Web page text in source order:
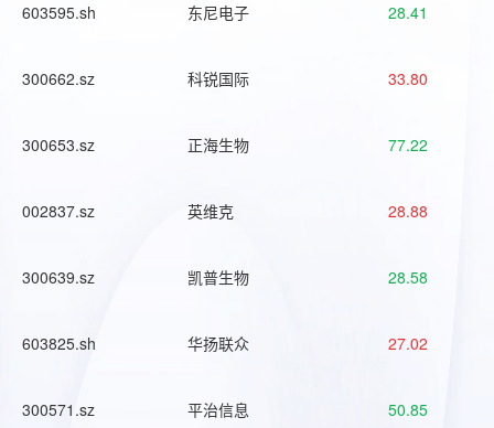
603595.sh 东尼电子 28.41
300662.sz 科锐国际 33.80
300653.sz 正海生物 77.22
002837.sz 英维克 28.88
300639.sz 凯普生物 28.58
603825.sh 华扬联众 27.02
300571.sz 平治信息 50.85